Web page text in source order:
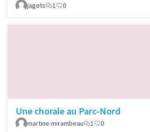
jagets 1 0
Une chorale au Parc-Nord
martine mirambeau
1 0